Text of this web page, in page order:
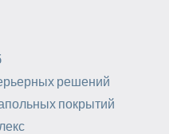
решений
покрытий